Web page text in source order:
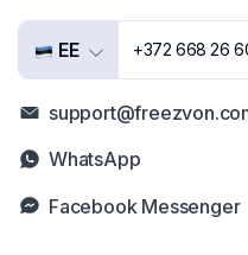
EE +372 668 26
Facebook Messenger
WhatsApp